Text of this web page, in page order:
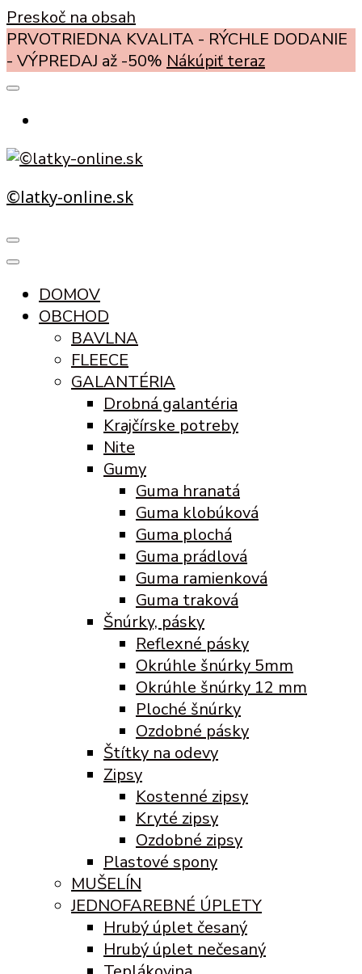
Preskoč na obsah
PRVOTRIEDNA KVALITA - RÝCHLE DODANIE
- VÝPREDAJ až -50% Nákúpiť teraz
©latky-online.sk
DOMOV
OBCHOD
BAVLNA
FLEECE
GALANTÉRIA
Drobná galantéria
Krajčírske potreby
Nite
Gumy
Guma hranatá
Guma klobúková
Guma plochá
Guma prádlová
Guma ramienková
Guma traková
Šnúrky, pásky
Reflexné pásky
Okrúhle šnúrky 5mm
Okrúhle šnúrky 12 mm
Ploché šnúrky
Ozdobné pásky
Štítky na odevy
Zipsy
Kostenné zipsy
Kryté zipsy
Ozdobné zipsy
Plastové spony
MUŠELÍN
JEDNOFAREBNÉ ÚPLETY
Hrubý úplet česaný
Hrubý úplet nečesaný